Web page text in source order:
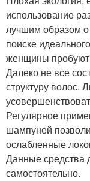
использование
лучшим образом
поиске
женщины пробуют
Далеко не все
структуру
Регулярное
шампуней
ослабленные
Данные средства
самостоятельно.